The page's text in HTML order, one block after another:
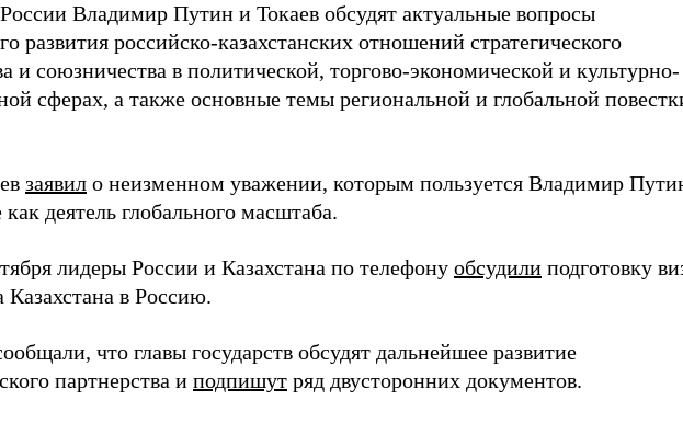
Владимир Путин и Токаев обсудят актуальные вопросы
развития российско-казахстанских отношений стратегического
и союзничества в политической, торгово-экономической и культурно-
сферах, а также основные темы региональной и глобальной
заявил о неизменном уважении, которым пользуется Владимир
как деятель глобального масштаба.
лидеры России и Казахстана по телефону обсудили подготовку
Казахстана в Россию.
что главы государств обсудят дальнейшее развитие
партнерства и подпишут ряд двусторонних документов.